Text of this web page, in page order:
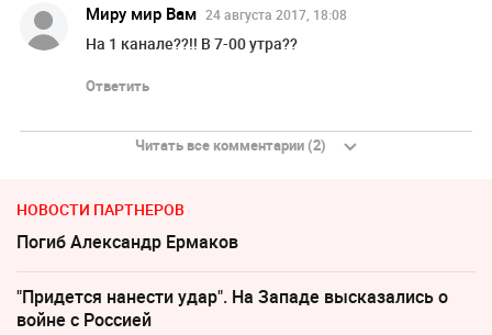
Mиру мир Вам 24 августа 2017, 18:08
На 1 канале??!! В 7-00 утра??
Ответить
Читать все комментарии (2)
НОВОСТИ ПАРТНЕРОВ
Погиб Александр Ермаков
"Придется нанести удар". На Западе высказались о
войне с Россией